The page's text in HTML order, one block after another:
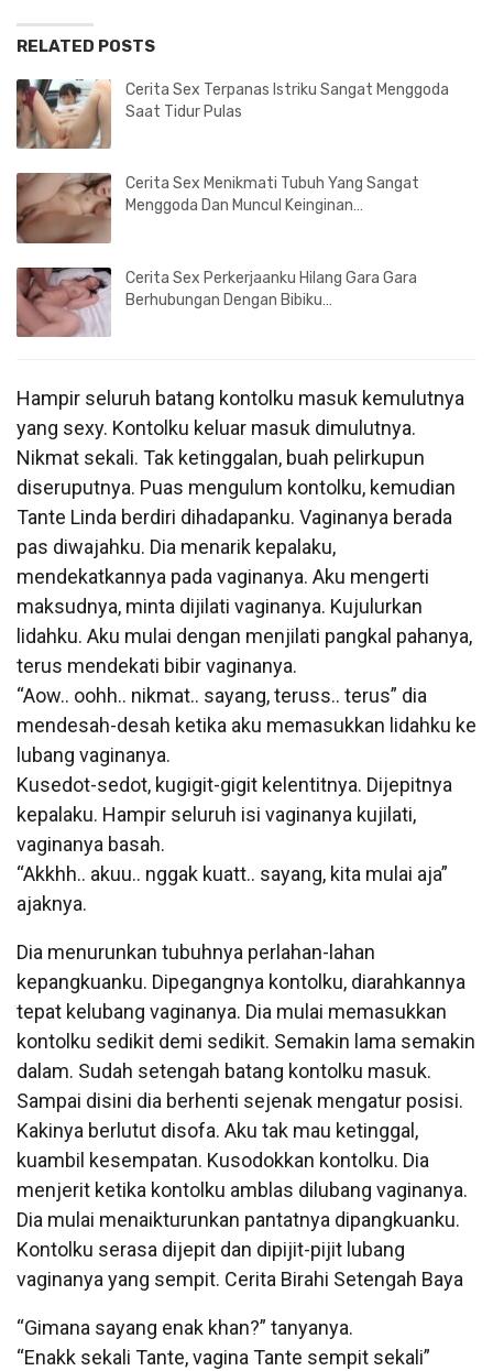
RELATED POSTS
Cerita Sex Terpanas Istriku Sangat Menggoda
Saat Tidur Pulas
Cerita Sex Menikmati Tubuh Yang Sangat
Menggoda Dan Muncul Keinginan…
Cerita Sex Perkerjaanku Hilang Gara Gara
Berhubungan Dengan Bibiku…
Hampir seluruh batang kontolku masuk kemulutnya
yang sexy. Kontolku keluar masuk dimulutnya.
Nikmat sekali. Tak ketinggalan, buah pelirkupun
diseruputnya. Puas mengulum kontolku, kemudian
Tante Linda berdiri dihadapanku. Vaginanya berada
pas diwajahku. Dia menarik kepalaku,
mendekatkannya pada vaginanya. Aku mengerti
maksudnya, minta dijilati vaginanya. Kujulurkan
lidahku. Aku mulai dengan menjilati pangkal pahanya,
terus mendekati bibir vaginanya.
“Aow.. oohh.. nikmat.. sayang, teruss.. terus” dia
mendesah-desah ketika aku memasukkan lidahku ke
lubang vaginanya.
Kusedot-sedot, kugigit-gigit kelentitnya. Dijepitnya
kepalaku. Hampir seluruh isi vaginanya kujilati,
vaginanya basah.
“Akkhh.. akuu.. nggak kuatt.. sayang, kita mulai aja”
ajaknya.
Dia menurunkan tubuhnya perlahan-lahan
kepangkuanku. Dipegangnya kontolku, diarahkannya
tepat kelubang vaginanya. Dia mulai memasukkan
kontolku sedikit demi sedikit. Semakin lama semakin
dalam. Sudah setengah batang kontolku masuk.
Sampai disini dia berhenti sejenak mengatur posisi.
Kakinya berlutut disofa. Aku tak mau ketinggal,
kuambil kesempatan. Kusodokkan kontolku. Dia
menjerit ketika kontolku amblas dilubang vaginanya.
Dia mulai menaikturunkan pantatnya dipangkuanku.
Kontolku serasa dijepit dan dipijit-pijit lubang
vaginanya yang sempit. Cerita Birahi Setengah Baya
“Gimana sayang enak khan?” tanyanya.
“Enakk sekali Tante, vagina Tante sempit sekali”